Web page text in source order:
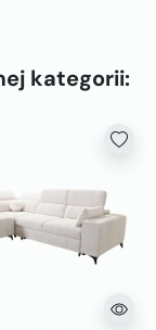
kategorii: